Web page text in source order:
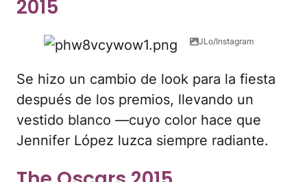
2015
JLo/Instagram
Se hizo un cambio de look para la fiesta
después de los premios, llevando un
vestido blanco —cuyo color hace que
Jennifer López luzca siempre radiante.